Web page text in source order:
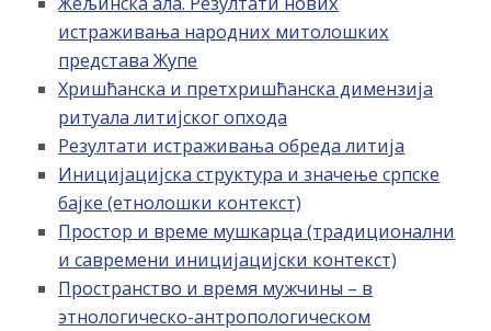
истраживања народних митолошких
представа Жупе
Хришћанска и претхришћанска димензија
ритуала литијског опхода
Резултати истраживања обреда литија
Иницијацијска структура и значење српске
бајке (етнолошки контекст)
Простор и време мушкарца (традиционални
и савремени иницијацијски контекст)
Пространство и время мужчины – в
этнологическо-антропологическом